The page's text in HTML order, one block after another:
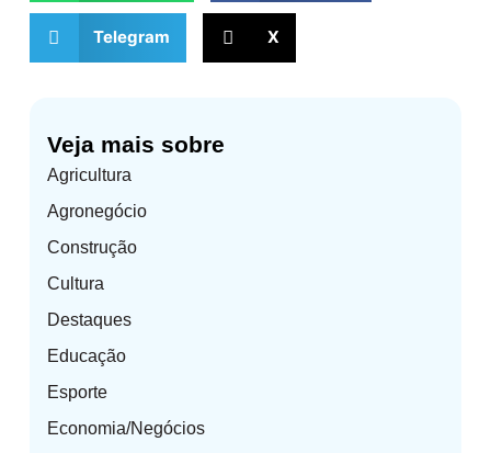
Veja mais sobre
Agricultura
Agronegócio
Construção
Cultura
Destaques
Educação
Esporte
Economia/Negócios
Telegram X